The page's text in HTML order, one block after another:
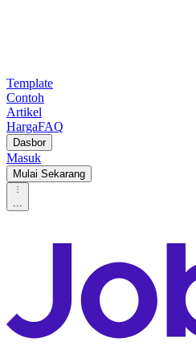
Template
Contoh
Artikel
HargaFAQ
Dasbor
Masuk
Mulai Sekarang
...